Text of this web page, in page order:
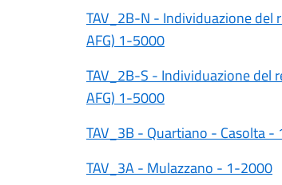
TAV_2B-N - Individuazione del
AFG) 1-5000
TAV_2B-S - Individuazione del
AFG) 1-5000
TAV_3B - Quartiano - Casolta
TAV_3A - Mulazzano - 1-2000